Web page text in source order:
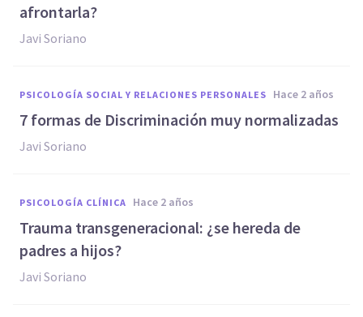
afrontarla?
Javi Soriano
PSICOLOGÍA SOCIAL Y RELACIONES PERSONALES hace 2 años
7 formas de Discriminación muy normalizadas
Javi Soriano
PSICOLOGÍA CLÍNICA hace 2 años
Trauma transgeneracional: ¿se hereda de
padres a hijos?
Javi Soriano